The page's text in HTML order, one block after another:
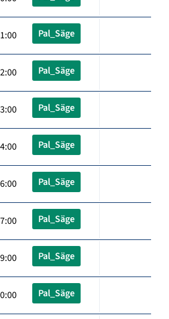
Pal_Säge
Pal_Säge
Pal_Säge
Pal_Säge
Pal_Säge
Pal_Säge
Pal_Säge
Pal_Säge